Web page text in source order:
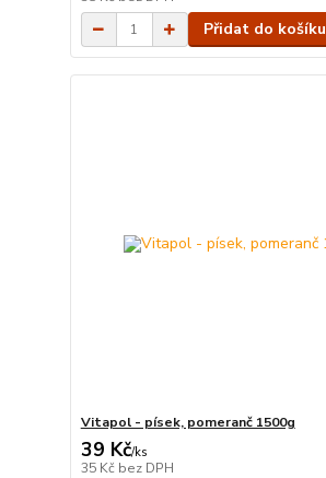
Přidat do košíku
Vitapol - písek, pomeranč 1500g
39 Kč/ks
35 Kč bez DPH